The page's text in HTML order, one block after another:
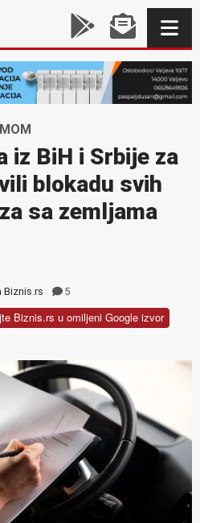
iz BiH i Srbije za
blokadu svih
sa zemljama
Biznis.rs 5
Biznis.rs u omiljeni Google izvor